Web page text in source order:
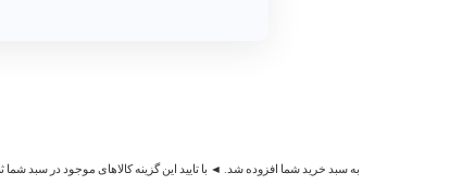
به سبد خرید شما افزوده شد. ◄ با تایید این گزینه کالاهای موجود در سبد